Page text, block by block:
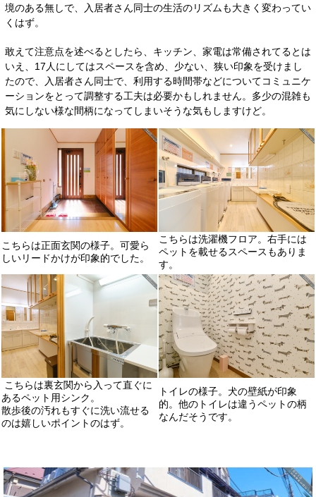
境のある無しで、入居者さん同士の生活のリズムも大きく変わってい
くはず。
敢えて注意点を述べるとしたら、キッチン、家電は常備されてるとは
いえ、17人にしてはスペースを含め、少ない、狭い印象を受けまし
たので、入居者さん同士で、利用する時間帯などについてコミュニケ
ーションをとって調整する工夫は必要かもしれません。多少の混雑も
気にしない様な間柄になってしまいそうな気もしますけど。
こちらは正面玄関の様子。可愛ら
しいリードかけが印象的でした。
こちらは洗濯機フロア。右手には
ペットを載せるスペースもありま
す。
こちらは裏玄関から入って直ぐに
あるペット用シンク。
散歩後の汚れもすぐに洗い流せる
のは嬉しいポイントのはず。
トイレの様子。犬の壁紙が印象
的。他のトイレは違うペットの柄
なんだそうです。